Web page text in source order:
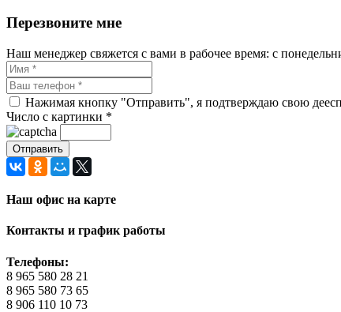
Перезвоните мне
Наш менеджер свяжется с вами в рабочее время: с
Нажимая кнопку "Отправить", я подтверждаю свою
Число с картинки *
Наш офис на карте
Контакты и график работы
Телефоны:
8 965 580 28 21
8 965 580 73 65
8 906 110 10 73